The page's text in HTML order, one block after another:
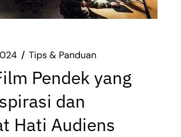
Tips & Panduan
Pendek yang
dan
Hati Audiens